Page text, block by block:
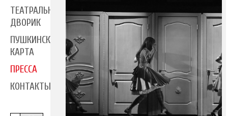
ТЕАТРАЛЬНЫЙ
ДВОРИК
ПУШКИНСКАЯ
КАРТА
ПРЕССА
КОНТАКТЫ